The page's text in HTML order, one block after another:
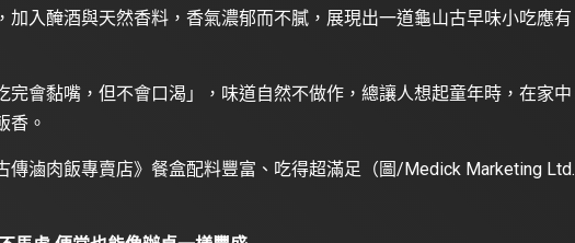
加入醃酒與天然香料，香氣濃郁而不膩，展現出一道龜山古早味小吃應有
完會黏嘴，但不會口渴」，味道自然不做作，總讓人想起童年時，在家中
香。
傳滷肉飯專賣店》餐盒配料豐富、吃得超滿足（圖/Medick Marketing Ltd.